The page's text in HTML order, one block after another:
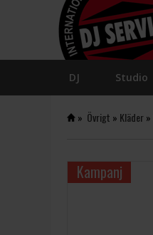
DJ Studio
» Övrigt » Kläder»
Kampanj